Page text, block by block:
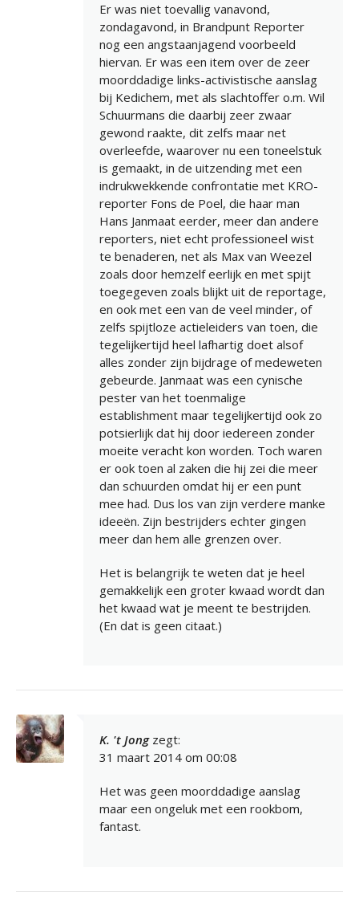
Er was niet toevallig vanavond,
zondagavond, in Brandpunt Reporter
nog een angstaanjagend voorbeeld
hiervan. Er was een item over de zeer
moorddadige links-activistische aanslag
bij Kedichem, met als slachtoffer o.m. Wil
Schuurmans die daarbij zeer zwaar
gewond raakte, dit zelfs maar net
overleefde, waarover nu een toneelstuk
is gemaakt, in de uitzending met een
indrukwekkende confrontatie met KRO-
reporter Fons de Poel, die haar man
Hans Janmaat eerder, meer dan andere
reporters, niet echt professioneel wist
te benaderen, net als Max van Weezel
zoals door hemzelf eerlijk en met spijt
toegegeven zoals blijkt uit de reportage,
en ook met een van de veel minder, of
zelfs spijtloze actieleiders van toen, die
tegelijkertijd heel lafhartig doet alsof
alles zonder zijn bijdrage of medeweten
gebeurde. Janmaat was een cynische
pester van het toenmalige
establishment maar tegelijkertijd ook zo
potsierlijk dat hij door iedereen zonder
moeite veracht kon worden. Toch waren
er ook toen al zaken die hij zei die meer
dan schuurden omdat hij er een punt
mee had. Dus los van zijn verdere manke
ideeën. Zijn bestrijders echter gingen
meer dan hem alle grenzen over.
Het is belangrijk te weten dat je heel
gemakkelijk een groter kwaad wordt dan
het kwaad wat je meent te bestrijden.
(En dat is geen citaat.)
K. 't Jong zegt:
31 maart 2014 om 00:08
Het was geen moorddadige aanslag
maar een ongeluk met een rookbom,
fantast.